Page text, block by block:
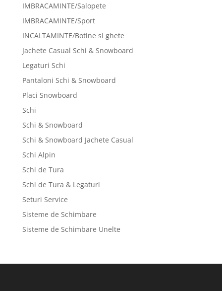
IMBRACAMINTE/Salopete
IMBRACAMINTE/Sport
INCALTAMINTE/Botine si ghete
Jachete Casual Schi & Snowboard
Legaturi Schi
Pantaloni Schi & Snowboard
Placi Snowboard
Schi
Schi & Snowboard
Schi & Snowboard Jachete Casual
Schi Alpin
Schi de Tura
Schi de Tura & Legaturi
Seturi Service
Sisteme de Schimbare
Sisteme de Schimbare Unelte